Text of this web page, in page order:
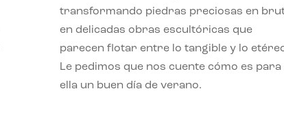
transformando piedras preciosas en
en delicadas obras escultóricas que
parecen flotar entre lo tangible y lo
Le pedimos que nos cuente cómo es para
ella un buen día de verano.